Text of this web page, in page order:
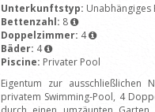
Unterkunftstyp: Unabhängiges
Bettenzahl: 8
Doppelzimmer: 4
Bäder: 4
Piscine: Privater Pool
Eigentum zur ausschließlichen
privatem Swimming-Pool, 4